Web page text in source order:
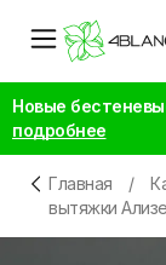
Новые
подробнее
Главная /
вытяжки